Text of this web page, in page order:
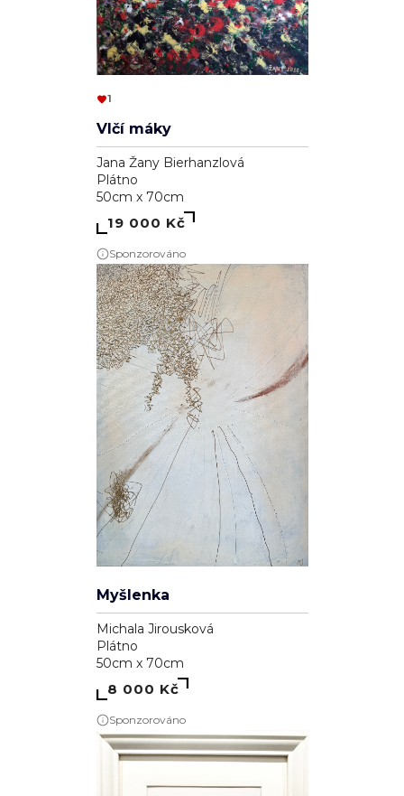
1
Vlčí máky
Jana Žany Bierhanzlová
Plátno
50cm x 70cm
19 000 Kč
Sponzorováno
Myšlenka
Michala Jirousková
Plátno
50cm x 70cm
8 000 Kč
Sponzorováno